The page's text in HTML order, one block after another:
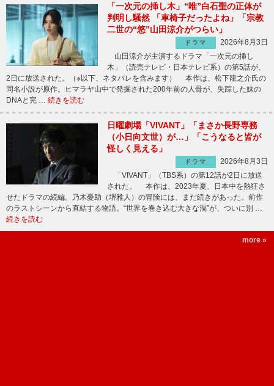
「一次元の挿し木」“唯”白石聖の正体が
判明し騒然 「車椅子だったよね」「宗教
二世の“悠”山田涼介がつらい」
ドラマ
2026年8月3日
山田涼介が主演するドラマ「一次元の挿し
木」（読売テレビ・日本テレビ系）の第5話が、
2日に放送された。（※以下、ネタバレを含みます） 本作は、松下龍之介氏の
同名小説が原作。ヒマラヤ山中で発掘された200年前の人骨が、失踪した妹の
DNAと完 … 続きを読む
日曜劇場「VIVANT」「まさか長野専務
（小日向文世）が…」「こうなると皆が
怪しく見える」
ドラマ
2026年8月3日
「VIVANT」（TBS系）の第12話が2日に放送
された。 本作は、2023年夏、日本中を熱狂さ
せたドラマの続編。乃木憂助（堺雅人）の冒険には、まだ続きがあった。前作
のラストシーンから直結する物語。“世界を巻き込む大きな渦”が、ついに別 …
続きを読む
more »